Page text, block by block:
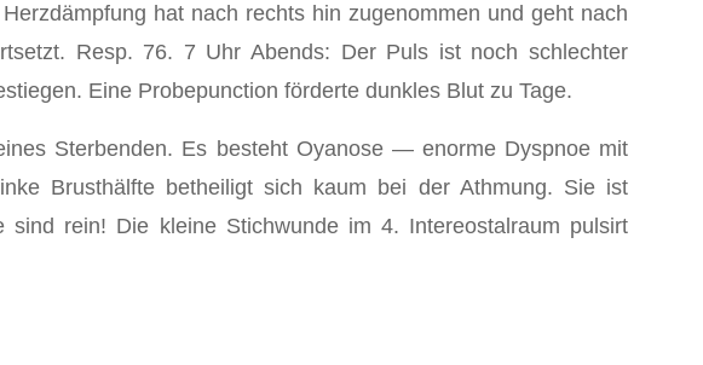
hat nach rechts hin zugenommen und geht nach
Resp. 76. 7 Uhr Abends: Der Puls ist noch schlechter
Eine Probepunction förderte dunkles Blut zu Tage.
Sterbenden. Es besteht Oyanose — enorme Dyspnoe mit
Brusthälfte betheiligt sich kaum bei der Athmung. Sie ist
rein! Die kleine Stichwunde im 4. Intereostalraum pulsirt